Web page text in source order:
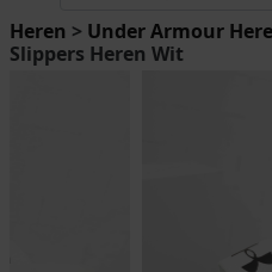
Heren > Under Armour
Slippers Heren Wit